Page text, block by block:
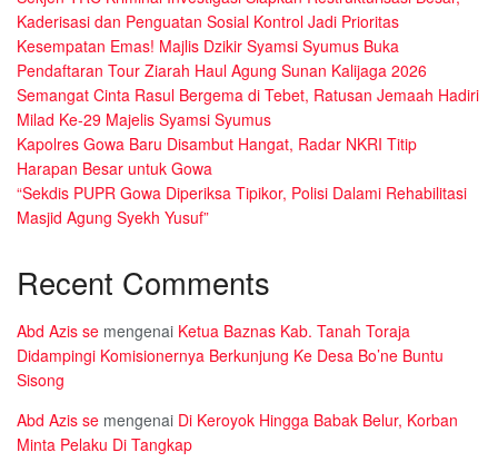
Kaderisasi dan Penguatan Sosial Kontrol Jadi Prioritas
Kesempatan Emas! Majlis Dzikir Syamsi Syumus Buka
Pendaftaran Tour Ziarah Haul Agung Sunan Kalijaga 2026
Semangat Cinta Rasul Bergema di Tebet, Ratusan Jemaah Hadiri
Milad Ke-29 Majelis Syamsi Syumus
Kapolres Gowa Baru Disambut Hangat, Radar NKRI Titip
Harapan Besar untuk Gowa
“Sekdis PUPR Gowa Diperiksa Tipikor, Polisi Dalami Rehabilitasi
Masjid Agung Syekh Yusuf”
Recent Comments
Abd Azis se mengenai Ketua Baznas Kab. Tanah Toraja
Didampingi Komisionernya Berkunjung Ke Desa Bo’ne Buntu
Sisong
Abd Azis se mengenai Di Keroyok Hingga Babak Belur, Korban
Minta Pelaku Di Tangkap